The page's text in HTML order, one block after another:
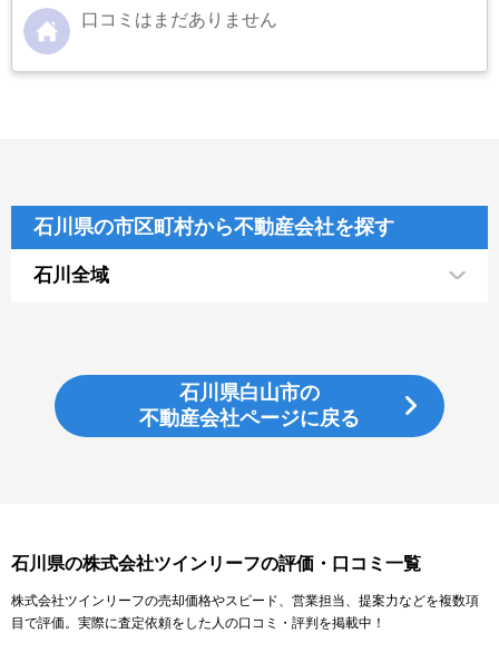
口コミはまだありません
石川県の市区町村から不動産会社を探す
石川全域
石川県白山市の
不動産会社ページに戻る
石川県の株式会社ツインリーフの評価・口コミ一覧
株式会社ツインリーフの売却価格やスピード、営業担当、提案力などを複数項
目で評価。実際に査定依頼をした人の口コミ・評判を掲載中！